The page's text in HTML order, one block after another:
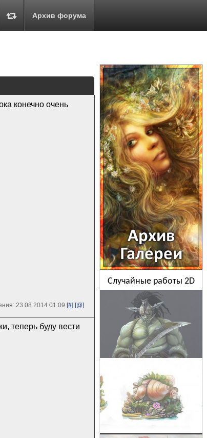
Архив форума
конечно очень
23.08.2014 01:09 [#] [@]
теперь буду вести
Случайные работы 2D